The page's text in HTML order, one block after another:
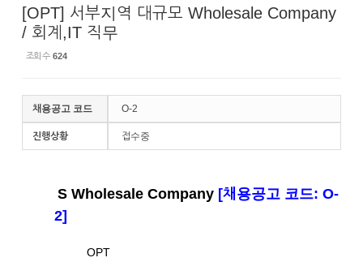
[OPT] 서부지역 대규모 Wholesale Company
/ 회계,IT 직무
조회 수 624
채용공고 코드 O-2
진행상황 접수중
S Wholesale Company [채용공고 코드: O-
2]
OPT